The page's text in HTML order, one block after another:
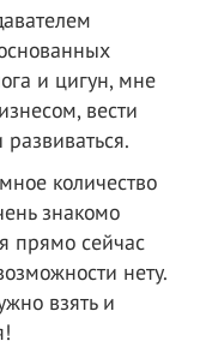
и цигун, мне
вести
количество
знакомо
прямо сейчас
нету.
взять и